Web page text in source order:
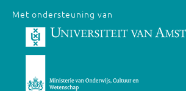
Met ondersteuning van